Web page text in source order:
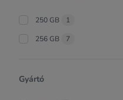
250 GB
1
256 GB
7
Gyártó